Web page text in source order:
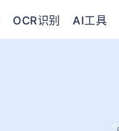
OCR识别 AI工具